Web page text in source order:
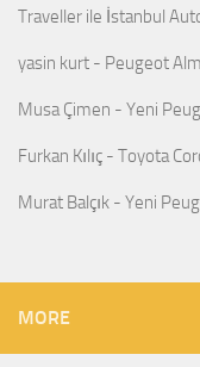
Traveller ile İstanbul
yasin kurt - Peugeot
Musa Çimen - Yeni
Furkan Kılıç - Toyota
Murat Balçık - Yeni
MORE